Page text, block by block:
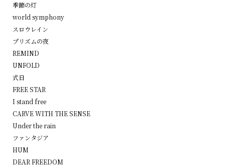
季節の灯
world symphony
スロウレイン
プリズムの夜
REMIND
UNFOLD
式日
FREE STAR
I stand free
CARVE WITH THE SENSE
Under the rain
ファンタジア
HUM
DEAR FREEDOM